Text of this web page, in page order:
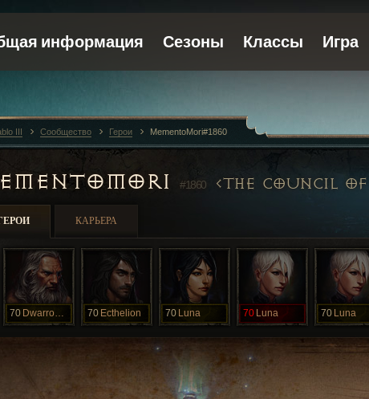
#1860 THE COUNCIL
КАРЬЕРА
70 Dwarrowdelf 70 Ecthelion 70 Luna 70 Luna 70 Luna
III Сообщество Герои MementoMori#1860